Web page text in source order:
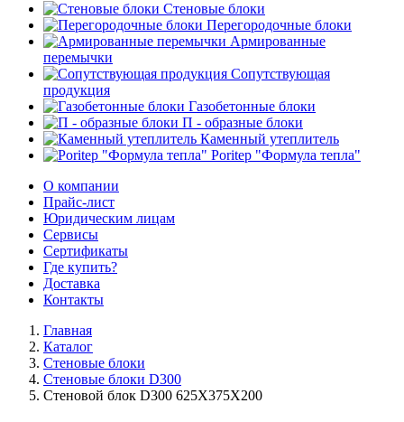
Стеновые блоки
Перегородочные блоки
Армированные
перемычки
Сопутствующая
продукция
Газобетонные блоки
П - образные блоки
Каменный утеплитель
Poritep "Формула тепла"
О компании
Прайс-лист
Юридическим лицам
Сервисы
Сертификаты
Где купить?
Доставка
Контакты
Главная
Каталог
Стеновые блоки
Стеновые блоки D300
Стеновой блок D300 625Х375Х200